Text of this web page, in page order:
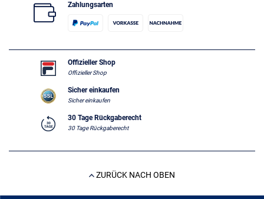
Zahlungsarten
Offizieller Shop
Offizieller Shop
Sicher einkaufen
Sicher einkaufen
30 Tage Rückgaberecht
30 Tage Rückgaberecht
ZURÜCK NACH OBEN